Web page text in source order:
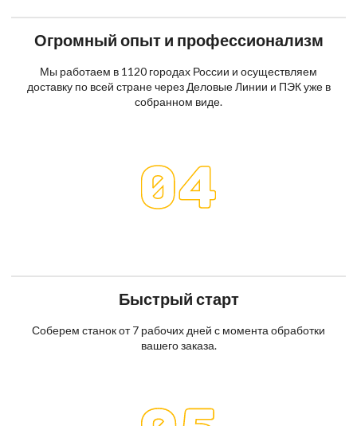
Огромный опыт и профессионализм
Мы работаем в 1120 городах России и осуществляем
доставку по всей стране через Деловые Линии и ПЭК уже в
собранном виде.
Быстрый старт
Соберем станок от 7 рабочих дней с момента обработки
вашего заказа.